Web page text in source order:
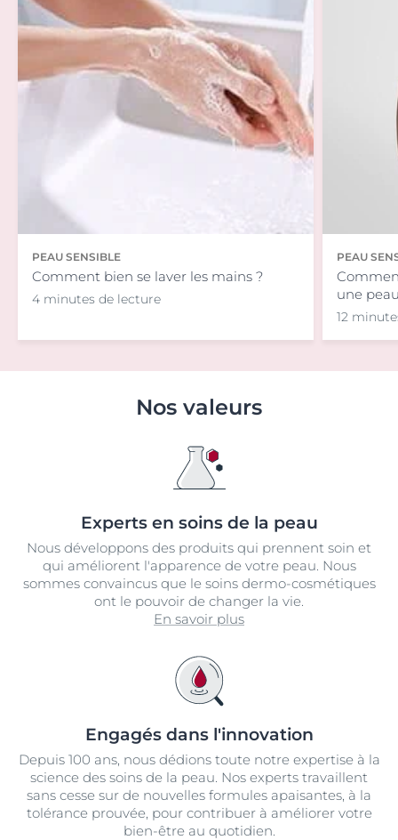
PEAU SENSIBLE
Comment bien se laver les mains ?
4 minutes de lecture
PEAU
une
12
Nos valeurs
Experts en soins de la peau
Nous développons des produits qui prennent soin et
qui améliorent l'apparence de votre peau. Nous
sommes convaincus que le soins dermo-cosmétiques
ont le pouvoir de changer la vie.
En savoir plus
Engagés dans l'innovation
Depuis 100 ans, nous dédions toute notre expertise à la
science des soins de la peau. Nos experts travaillent
sans cesse sur de nouvelles formules apaisantes, à la
tolérance prouvée, pour contribuer à améliorer votre
bien-être au quotidien.